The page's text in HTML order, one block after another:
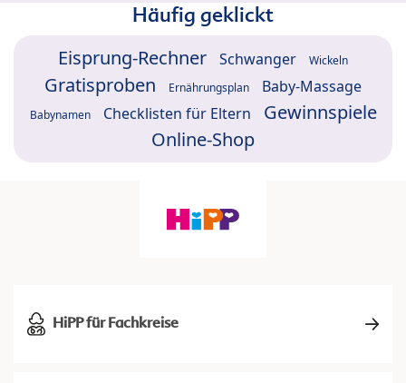
Häufig geklickt
Eisprung-Rechner Schwanger Wickeln
Gratisproben Ernährungsplan Baby-Massage
Babynamen Checklisten für Eltern
Gewinnspiele
Online-Shop
HiPP für Fachkreise